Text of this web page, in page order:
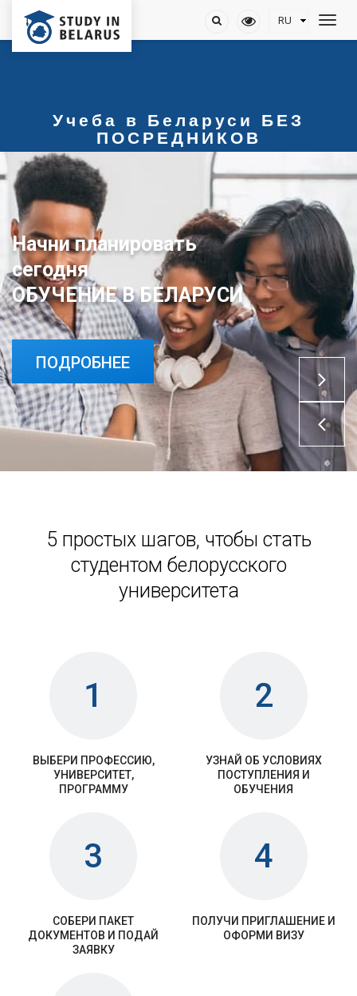
Учеба в Беларуси БЕЗ
ПОСРЕДНИКОВ
Начни планировать
сегодня
ОБУЧЕНИЕ В БЕЛАРУСИ
ПОДРОБНЕЕ
5 простых шагов, чтобы стать
студентом белорусского
университета
1
ВЫБЕРИ ПРОФЕССИЮ,
УНИВЕРСИТЕТ,
ПРОГРАММУ
2
УЗНАЙ ОБ УСЛОВИЯХ
ПОСТУПЛЕНИЯ И
ОБУЧЕНИЯ
3
СОБЕРИ ПАКЕТ
ДОКУМЕНТОВ И ПОДАЙ
ЗАЯВКУ
4
ПОЛУЧИ ПРИГЛАШЕНИЕ И
ОФОРМИ ВИЗУ